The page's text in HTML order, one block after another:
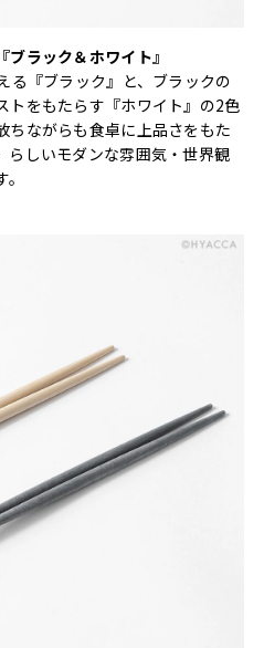
ブラック＆ホワイト』
る『ブラック』と、ブラックの
トをもたらす『ホワイト』の2色
ちながらも食卓に上品さをもた
らしいモダンな雰囲気・世界観